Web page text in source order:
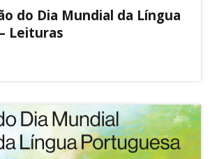
do Dia Mundial da Língua
Leituras